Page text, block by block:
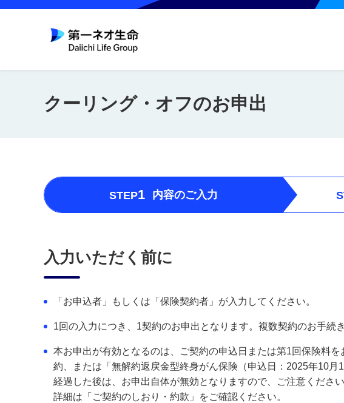
クーリング・オフのお申出
STEP1 内容のご入力
入力いただく前に
「お申込者」もしくは「保険契約者」が入力してください。
1回の入力につき、1契約のお申出となります。複数契約のお手続
本お申出が有効となるのは、ご契約の申込日または第1回保険料
約、または「無解約返戻金型終身がん保険（申込日：2025年10
経過した後は、お申出自体が無効となりますので、ご注意ください
詳細は「ご契約のしおり・約款」をご確認ください。